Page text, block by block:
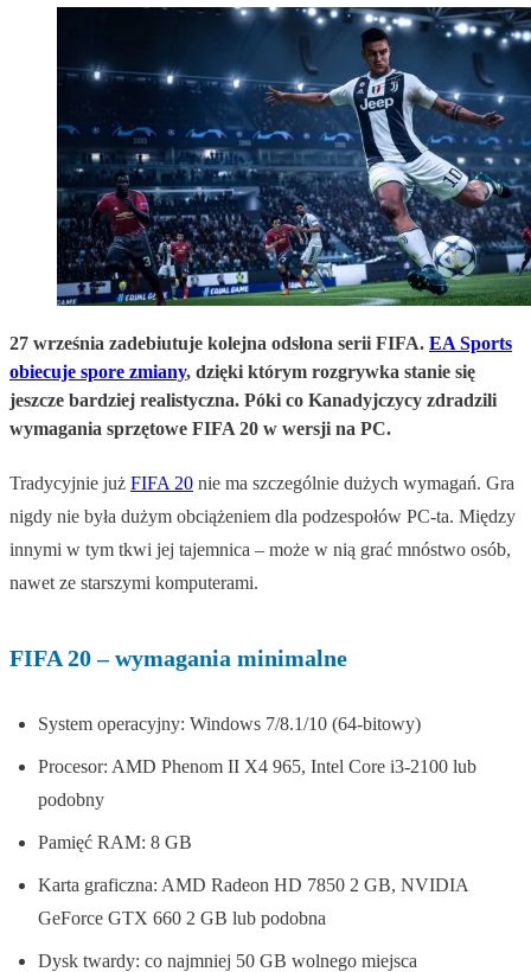
27 września zadebiutuje kolejna odsłona serii FIFA. EA Sports
obiecuje spore zmiany, dzięki którym rozgrywka stanie się
jeszcze bardziej realistyczna. Póki co Kanadyjczycy zdradzili
wymagania sprzętowe FIFA 20 w wersji na PC.
Tradycyjnie już FIFA 20 nie ma szczególnie dużych wymagań. Gra
nigdy nie była dużym obciążeniem dla podzespołów PC-ta. Między
innymi w tym tkwi jej tajemnica – może w nią grać mnóstwo osób,
nawet ze starszymi komputerami.
FIFA 20 – wymagania minimalne
System operacyjny: Windows 7/8.1/10 (64-bitowy)
Procesor: AMD Phenom II X4 965, Intel Core i3-2100 lub
podobny
Pamięć RAM: 8 GB
Karta graficzna: AMD Radeon HD 7850 2 GB, NVIDIA
GeForce GTX 660 2 GB lub podobna
Dysk twardy: co najmniej 50 GB wolnego miejsca